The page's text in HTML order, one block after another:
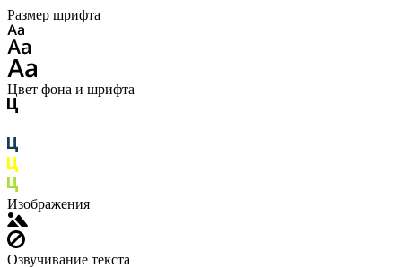
Размер шрифта
Цвет фона и шрифта
Изображения
Озвучивание текста